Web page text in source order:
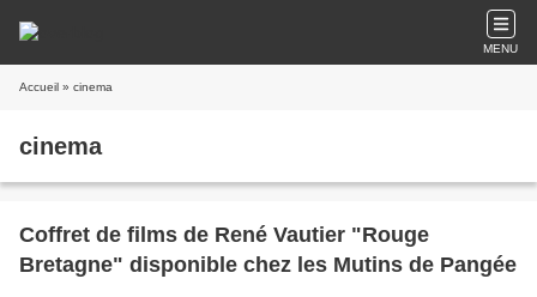
MENU
Accueil » cinema
cinema
Coffret de films de René Vautier "Rouge
Bretagne" disponible chez les Mutins de Pangée